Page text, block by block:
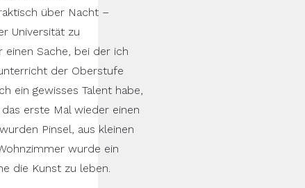
über Nacht –
Universität zu
Sache, bei der ich
der Oberstufe
ein gewisses Talent habe,
erste Mal wieder einen
Pinsel, aus kleinen
wurde ein
die Kunst zu leben.